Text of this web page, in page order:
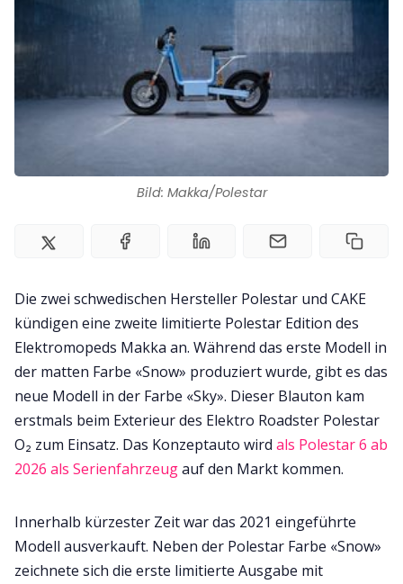
Bild: Makka/Polestar
Die zwei schwedischen Hersteller Polestar und CAKE
kündigen eine zweite limitierte Polestar Edition des
Elektromopeds Makka an. Während das erste Modell in
der matten Farbe «Snow» produziert wurde, gibt es das
neue Modell in der Farbe «Sky». Dieser Blauton kam
erstmals beim Exterieur des Elektro Roadster Polestar
O₂ zum Einsatz. Das Konzeptauto wird als Polestar 6 ab
2026 als Serienfahrzeugauf den Markt kommen.
Innerhalb kürzester Zeit war das 2021 eingeführte
Modell ausverkauft. Neben der Polestar Farbe «Snow»
zeichnete sich die erste limitierte Ausgabe mit